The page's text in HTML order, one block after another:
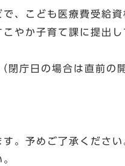
、こども医療費受給資
やか子育て課に提出し
庁日の場合は直前の
。予めご了承ください